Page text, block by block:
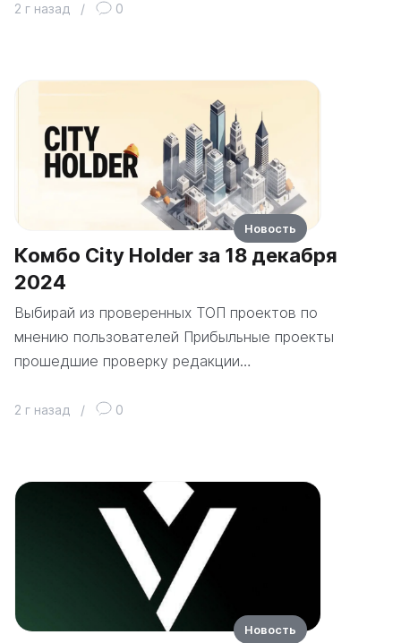
2 г назад / 0
Комбо City Holder за 18 декабря
2024
Выбирай из проверенных ТОП проектов по
мнению пользователей Прибыльные проекты
прошедшие проверку редакции…
2 г назад / 0
Новость
Новость